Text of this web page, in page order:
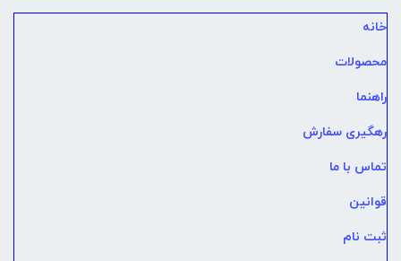
خانه
محصولات
راهنما
رهگیری سفارش
تماس با ما
قوانین
ثبت نام